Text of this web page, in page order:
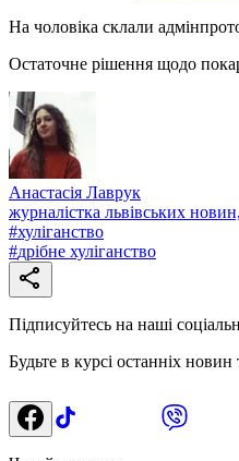
На чоловіка склали
Остаточне рішення щодо
Анастасія Лаврук
журналістка львівських
#хуліганство
#дрібне хуліганство
Підписуйтесь на наші
Будьте в курсі останніх